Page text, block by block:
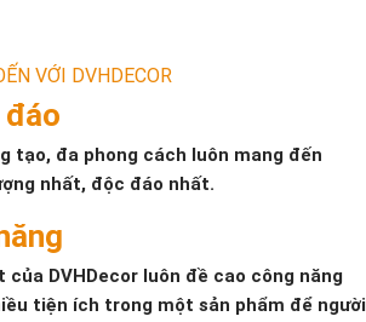
VỚI DVHDECOR
tạo, đa phong cách luôn mang đến
nhất, độc đáo nhất.
DVHDecor luôn đề cao công năng
tiện ích trong một sản phẩm để người